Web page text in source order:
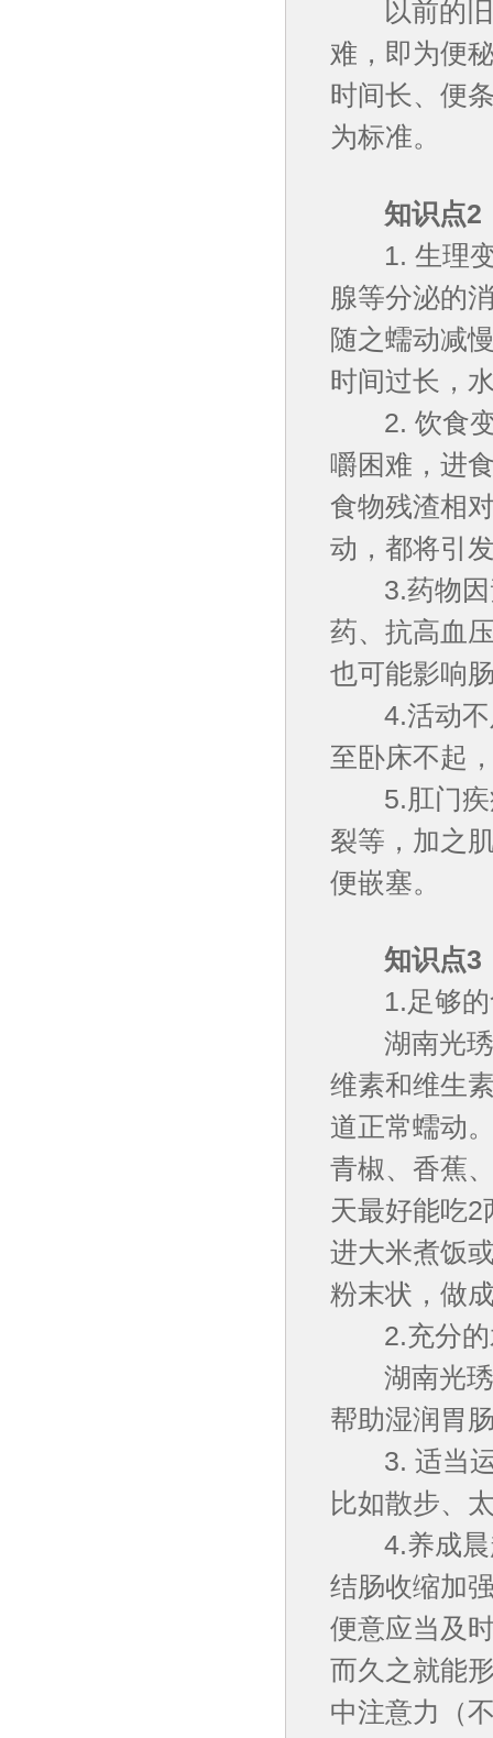
以前的旧
难，即为便
时间长、便
为标准。
知识点2：
1. 生理变
腺等分泌的
随之蠕动减
时间过长，
2. 饮食变
嚼困难，进
食物残渣相
动，都将引
3.药物因
药、抗高血
也可能影响
4.活动不
至卧床不起
5.肛门疾
裂等，加之
便嵌塞。
知识点3
1.足够的
湖南光琇
维素和维生
道正常蠕动
青椒、香蕉
天最好能吃
进大米煮饭
粉末状，做
2.充分的
湖南光琇
帮助湿润胃
3. 适当运
比如散步、
4.养成晨
结肠收缩加
便意应当及
而久之就能
中注意力（